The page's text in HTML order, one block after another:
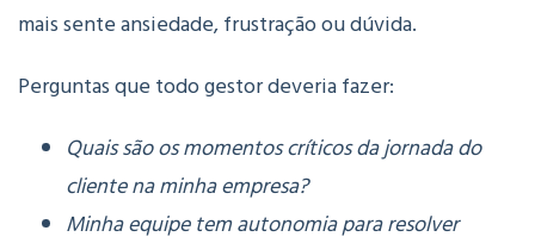
mais sente ansiedade, frustração ou dúvida.
Perguntas que todo gestor deveria fazer:
Quais são os momentos críticos da jornada do
cliente na minha empresa?
Minha equipe tem autonomia para resolver